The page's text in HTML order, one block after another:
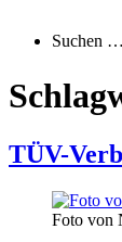
Suchen …
TÜV-
Foto von